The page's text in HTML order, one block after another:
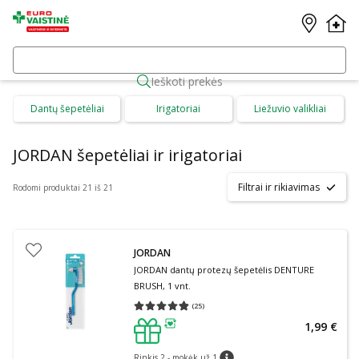
Ieškoti prekės
Dantų šepetėliai Irigatoriai Liežuvio valikliai
JORDAN šepetėliai ir irigatoriai
Rodomi produktai 21 iš 21 Filtrai ir rikiavimas
JORDAN
JORDAN dantų protezų šepetėlis DENTURE
BRUSH, 1 vnt.
(25)
Vidutinis įvertinimas 4.80
patarimas
1,99 €